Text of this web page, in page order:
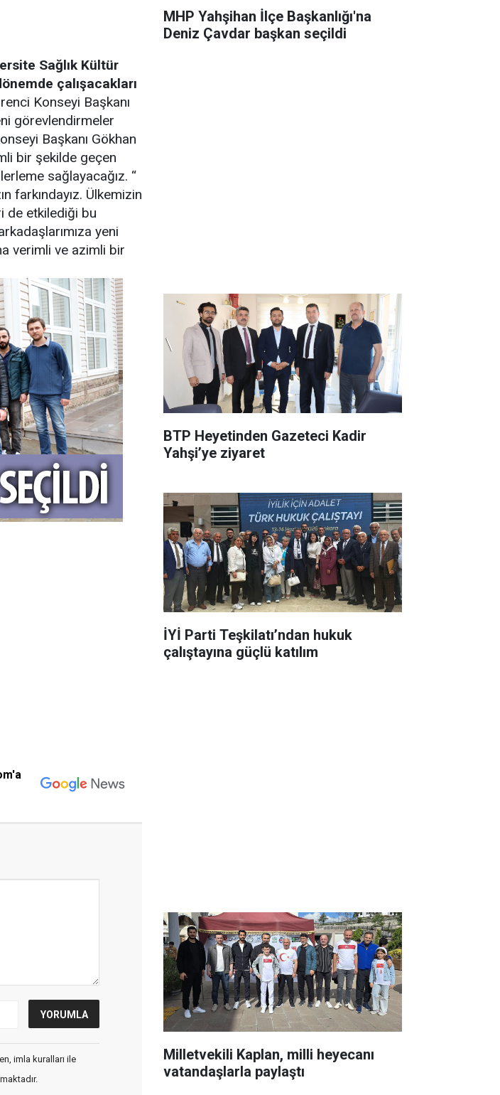
Sağlık Kültür
çalışacakları
Konseyi Başkanı
görevlendirmeler
Başkanı Gökhan
bir şekilde geçen
sağlayacağız. “
farkındayız. Ülkemizin
de etkilediği bu
yeni
verimli ve azimli bir
imla kuralları ile
MHP Yahşihan İlçe Başkanlığı'na
Deniz Çavdar başkan seçildi
BTP Heyetinden Gazeteci Kadir
Yahşi’ye ziyaret
İYİ Parti Teşkilatı’ndan hukuk
çalıştayına güçlü katılım
Milletvekili Kaplan, milli heyecanı
vatandaşlarla paylaştı